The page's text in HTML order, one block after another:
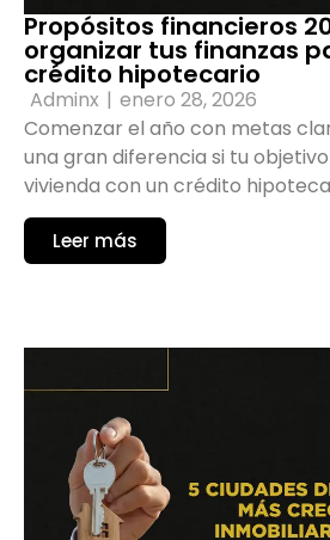
Propósitos financieros
organizar tus finanzas
crédito hipotecario
Adminx | enero 28, 2026
Comenzar el año con metas
una gran diferencia si tu
vivienda con un crédito
Leer más